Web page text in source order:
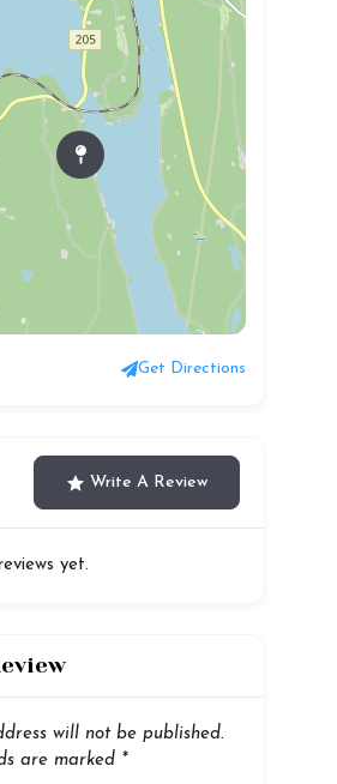
Get Directions
Write A Review
yet.
will not be published.
are marked *